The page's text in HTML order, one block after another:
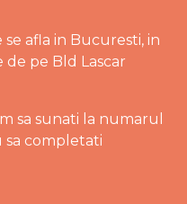
afla in Bucuresti, in
de pe Bld Lascar
sa sunati la numarul
sa completati